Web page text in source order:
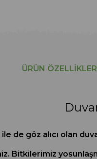
ÜRÜN
ile de göz alıcı olan
Bitkilerimiz